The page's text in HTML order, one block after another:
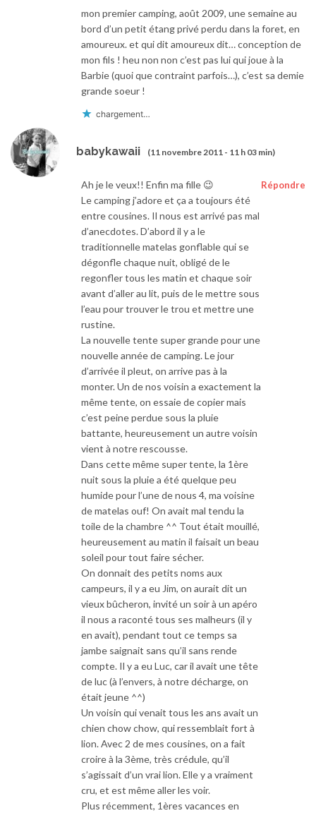
mon premier camping, août 2009, une semaine au
bord d’un petit étang privé perdu dans la foret, en
amoureux. et qui dit amoureux dit… conception de
mon fils ! heu non non c’est pas lui qui joue à la
Barbie (quoi que contraint parfois…), c’est sa demie
grande soeur !
chargement…
babykawaii (11 novembre 2011 - 11 h 03 min)
Répondre
Ah je le veux!! Enfin ma fille 😉
Le camping j’adore et ça a toujours été
entre cousines. Il nous est arrivé pas mal
d’anecdotes. D’abord il y a le
traditionnelle matelas gonflable qui se
dégonfle chaque nuit, obligé de le
regonfler tous les matin et chaque soir
avant d’aller au lit, puis de le mettre sous
l’eau pour trouver le trou et mettre une
rustine.
La nouvelle tente super grande pour une
nouvelle année de camping. Le jour
d’arrivée il pleut, on arrive pas à la
monter. Un de nos voisin a exactement la
même tente, on essaie de copier mais
c’est peine perdue sous la pluie
battante, heureusement un autre voisin
vient à notre rescousse.
Dans cette même super tente, la 1ère
nuit sous la pluie a été quelque peu
humide pour l’une de nous 4, ma voisine
de matelas ouf! On avait mal tendu la
toile de la chambre ^^ Tout était mouillé,
heureusement au matin il faisait un beau
soleil pour tout faire sécher.
On donnait des petits noms aux
campeurs, il y a eu Jim, on aurait dit un
vieux bûcheron, invité un soir à un apéro
il nous a raconté tous ses malheurs (il y
en avait), pendant tout ce temps sa
jambe saignait sans qu’il sans rende
compte. Il y a eu Luc, car il avait une tête
de luc (à l’envers, à notre décharge, on
était jeune ^^)
Un voisin qui venait tous les ans avait un
chien chow chow, qui ressemblait fort à
lion. Avec 2 de mes cousines, on a fait
croire à la 3ème, très crédule, qu’il
s’agissait d’un vrai lion. Elle y a vraiment
cru, et est même aller les voir.
Plus récemment, 1ères vacances en